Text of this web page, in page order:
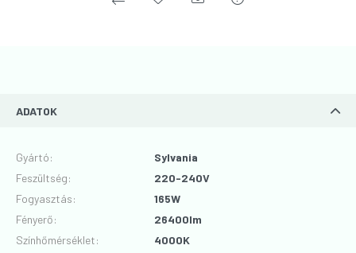
ADATOK
Gyártó:
Sylvania
Feszültség:
220-240V
Fogyasztás:
165W
Fényerő:
26400lm
Színhőmérséklet:
4000K